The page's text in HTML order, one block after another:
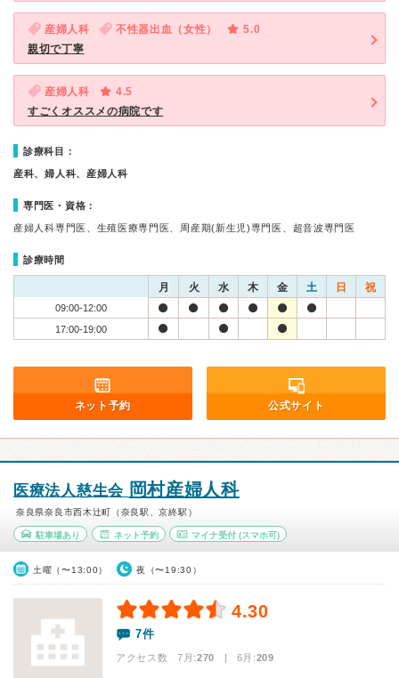
産婦人科 不性器出血（女性）
5.0
親切で丁寧
産婦人科
4.5
すごくオススメの病院です
診療科目：
産科、婦人科、産婦人科
専門医・資格：
産婦人科専門医、生殖医療専門医、周産期(新生児)専門医、超音波専門医
診療時間
月 火 水 木 金 土 日 祝
09:00-12:00
17:00-19:00
ネット予約 公式サイト
医療法人慈生会 岡村産婦人科
奈良県奈良市西木辻町（奈良駅、京終駅）
駐車場あり ネット予約 マイナ受付 (スマホ可)
土曜（〜13:00） 夜（〜19:30）
4.30
7件
アクセス数 7月:270 | 6月:209